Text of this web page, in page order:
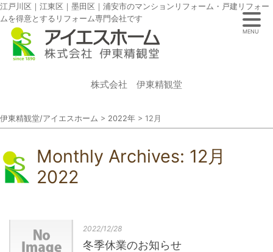
江戸川区｜江東区｜墨田区｜浦安市のマンションリフォーム・戸建リフォー
ムを得意とするリフォーム専門会社です
株式会社 伊東精観堂
伊東精観堂/アイエスホーム > 2022年 > 12月
Monthly Archives: 12月
2022
2022/12/28
冬季休業のお知らせ
MENU